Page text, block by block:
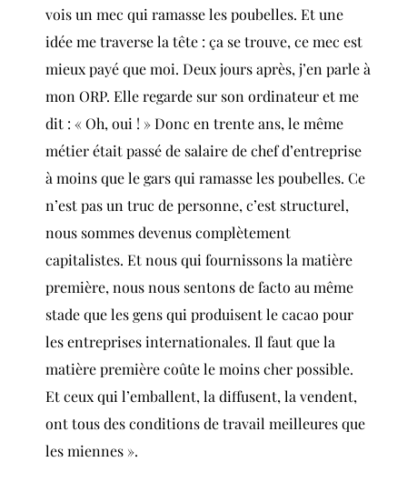
vois un mec qui ramasse les poubelles. Et une
idée me traverse la tête : ça se trouve, ce mec est
mieux payé que moi. Deux jours après, j’en parle à
mon ORP. Elle regarde sur son ordinateur et me
dit : « Oh, oui ! » Donc en trente ans, le même
métier était passé de salaire de chef d’entreprise
à moins que le gars qui ramasse les poubelles. Ce
n’est pas un truc de personne, c’est structurel,
nous sommes devenus complètement
capitalistes. Et nous qui fournissons la matière
première, nous nous sentons de facto au même
stade que les gens qui produisent le cacao pour
les entreprises internationales. Il faut que la
matière première coûte le moins cher possible.
Et ceux qui l’emballent, la diffusent, la vendent,
ont tous des conditions de travail meilleures que
les miennes ».